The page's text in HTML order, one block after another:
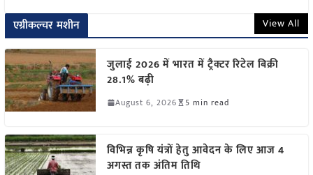
एग्रीकल्चर मशीन View All
जुलाई 2026 में भारत में ट्रैक्टर रिटेल बिक्री
28.1% बढ़ी
August 6, 2026 5 min read
विभिन्न कृषि यंत्रों हेतु आवेदन के लिए आज 4
अगस्त तक अंतिम तिथि